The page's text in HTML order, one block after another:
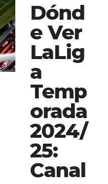
Dónd
e Ver
LaLig
a
Temp
orada
2024/
25:
Canal